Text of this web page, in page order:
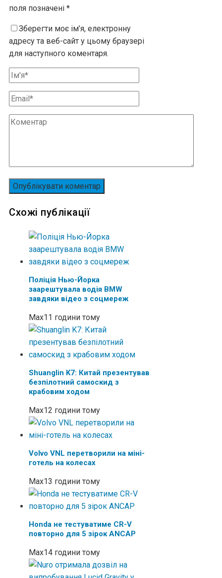
поля позначені *
Зберегти моє ім’я, електронну
адресу та веб-сайт у цьому браузері
для наступного коментаря.
Схожі публікації
Поліція Нью-Йорка
заарештувала водія BMW
завдяки відео з соцмереж
Max11 години тому
Shuanglin K7: Китай презентував
безпілотний самоскид з
крабовим ходом
Max12 години тому
Volvo VNL перетворили на міні-
готель на колесах
Max13 години тому
Honda не тестуватиме CR-V
повторно для 5 зірок ANCAP
Max14 години тому